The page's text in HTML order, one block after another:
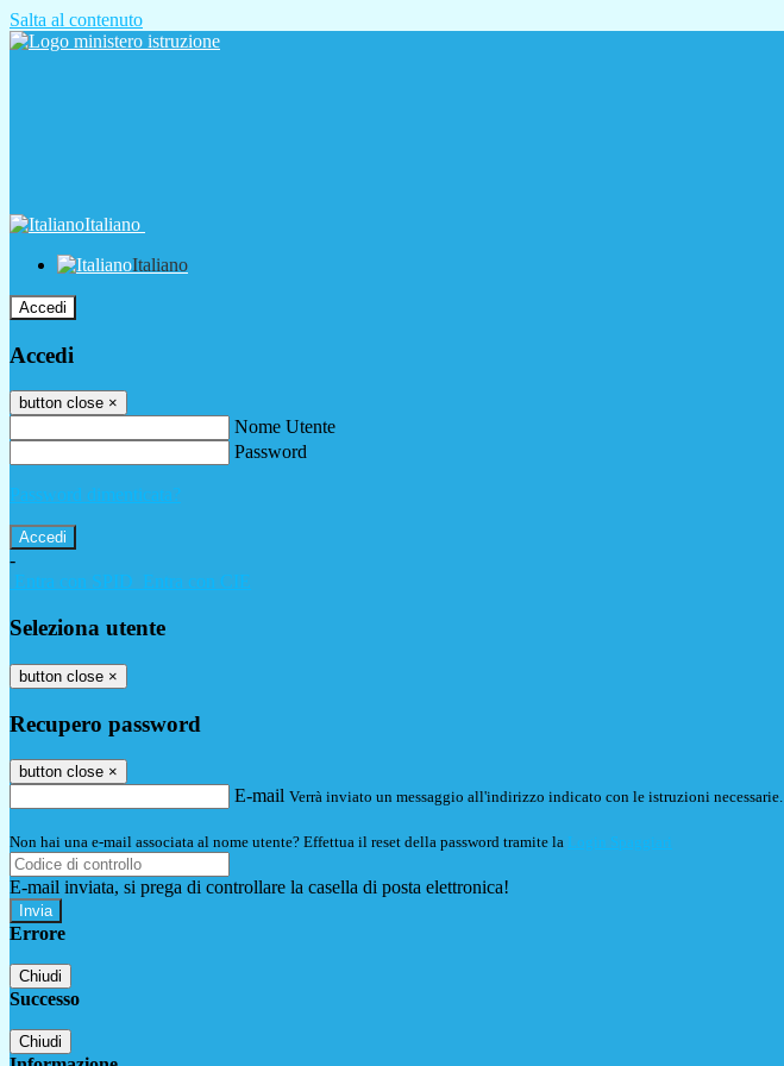
Salta al contenuto
Italiano
Italiano
Accedi
Accedi
button close ×
Nome Utente
Password
Password dimenticata?
-
Entra con SPID
Entra con CIE
Seleziona utente
button close ×
Recupero password
button close ×
E-mail Verrà inviato un messaggio all'indirizzo indicato con le istruzioni necessarie.
Non hai una e-mail associata al nome utente? Effettua il reset della password tramite la Login Spaggiari
E-mail inviata, si prega di controllare la casella di posta elettronica!
Errore
Chiudi
Successo
Chiudi